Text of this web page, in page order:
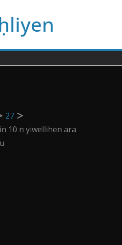
27
10 n yiwellihen ara